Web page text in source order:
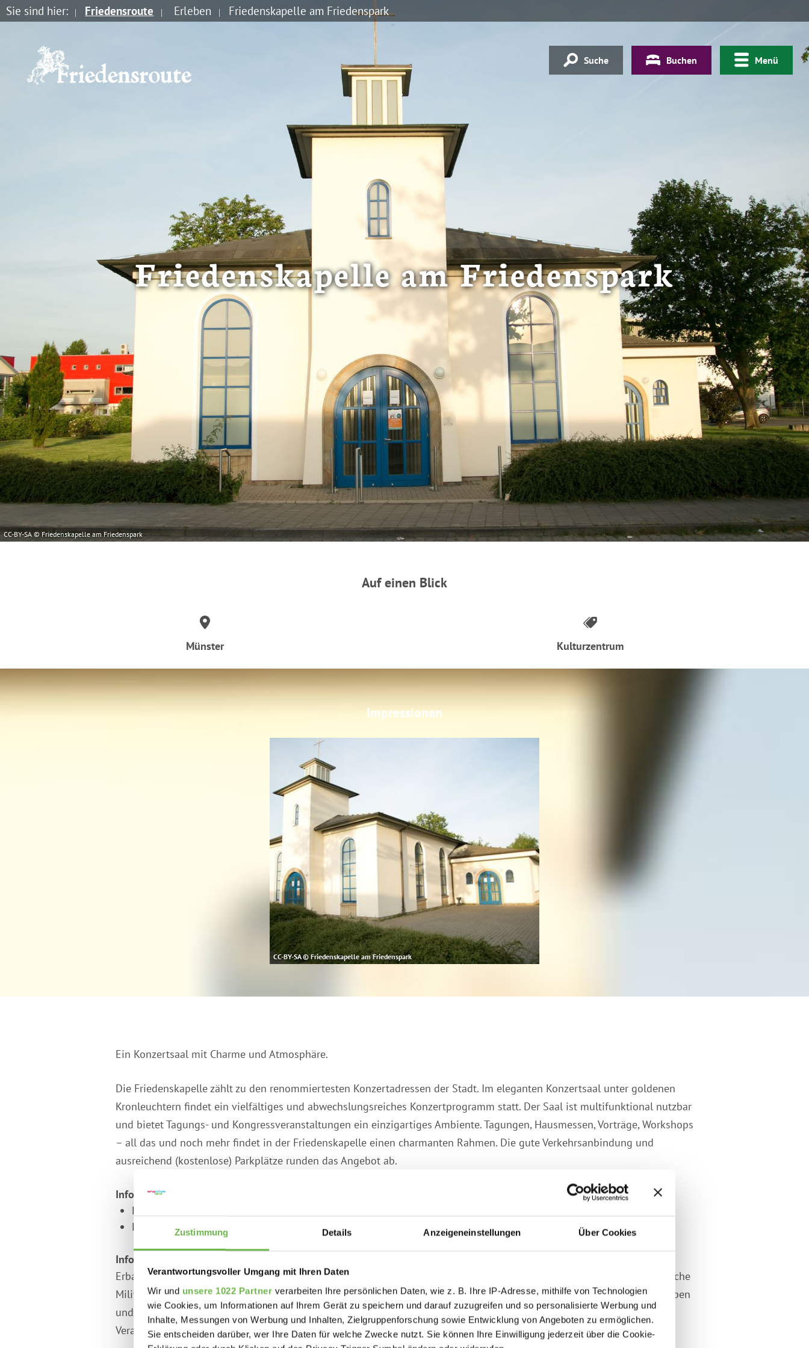
Zustimmung Details Anzeigeneinstellungen Über Cookies
Verantwortungsvoller Umgang mit Ihren Daten
Wir und unsere 1022 Partner verarbeiten Ihre persönlichen Daten, wie z. B. Ihre IP-Adresse, mithilfe von Technologien
wie Cookies, um Informationen auf Ihrem Gerät zu speichern und darauf zuzugreifen und so personalisierte Werbung und
Inhalte, Messungen von Werbung und Inhalten, Zielgruppenforschung sowie Entwicklung von Angeboten zu ermöglichen.
Sie entscheiden darüber, wer Ihre Daten für welche Zwecke nutzt. Sie können Ihre Einwilligung jederzeit über die Cookie-
Sie sind hier: Friedensroute Erleben Friedenskapelle am Friedenspark
Suche Buchen Menü
Friedenskapelle am Friedenspark
CC-BY-SA © Friedenskapelle am Friedenspark
Auf einen Blick
Münster Kulturzentrum
Impressionen
CC-BY-SA © Friedenskapelle am Friedenspark
Ein Konzertsaal mit Charme und Atmosphäre.
Die Friedenskapelle zählt zu den renommiertesten Konzertadressen der Stadt. Im eleganten Konzertsaal unter goldenen
Kronleuchtern findet ein vielfältiges und abwechslungsreiches Konzertprogramm statt. Der Saal ist multifunktional nutzbar
und bietet Tagungs- und Kongressveranstaltungen ein einzigartiges Ambiente. Tagungen, Hausmessen, Vorträge, Workshops
– all das und noch mehr findet in der Friedenskapelle einen charmanten Rahmen. Die gute Verkehrsanbindung und
ausreichend (kostenlose) Parkplätze runden das Angebot ab.
Informationen zur Besichtigung
Eine Außenbesichtigung kann jederzeit stattfinden.
Eine Innenbesichtigung ist nur während einer Veranstaltung möglich.
Informationen zur Geschichte
Erbaut wurde der heutige Konzertsaal 1953 als „All Saints Chapel“ für das damals in der Loddenheide stationierte britische
Militär. 1999, nach Abzug der Briten, wurde das verfallene Gebäude vom Münsteraner Unternehmer Egbert Snoek erworben
und ebenso aufwendig wie liebevoll restauriert. Seit 2003 wird die Friedenskapelle am Friedenspark als Konzert- und
Veranstaltungssaal betrieben und bereichert Münsters Kulturleben.